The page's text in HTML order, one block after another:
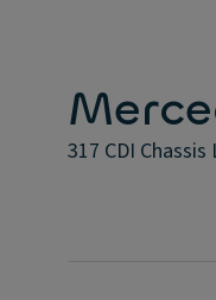
317 CDI Chassis